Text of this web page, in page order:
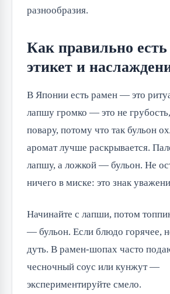
разнообразия.
Как правильно
этикет и
В Японии есть рамен — это
лапшу громко — это не
повару, потому что так бульон
аромат лучше раскрывается.
лапшу, а ложкой — бульон. Не
ничего в миске: это знак
Начинайте с лапши, потом
— бульон. Если блюдо горячее,
дуть. В рамен-шопах часто
чесночный соус или кунжут —
экспериментируйте смело.